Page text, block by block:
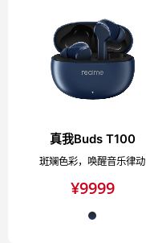
真我Buds T100
斑斓色彩，唤醒音乐律动
¥9999